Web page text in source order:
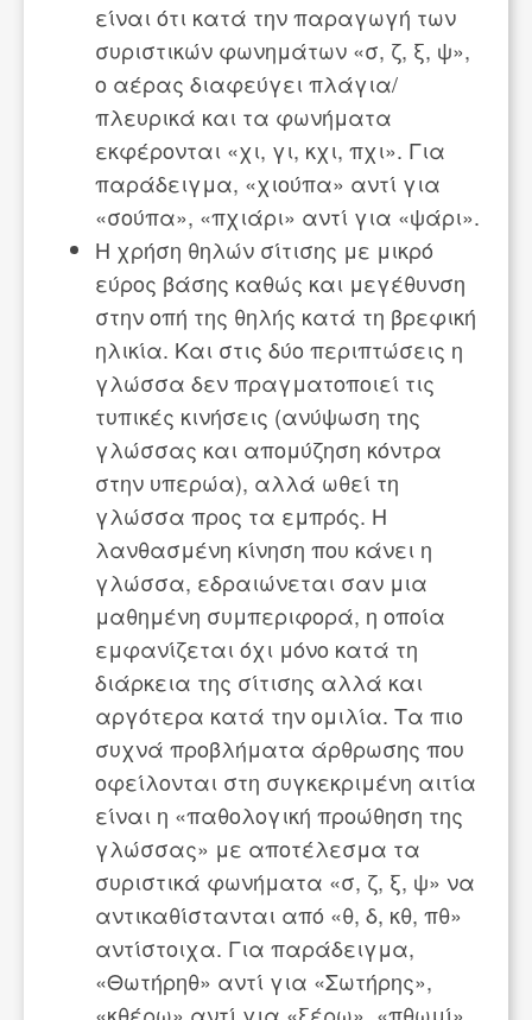
είναι ότι κατά την παραγωγή των
συριστικών φωνημάτων «σ, ζ, ξ, ψ»,
ο αέρας διαφεύγει πλάγια/
πλευρικά και τα φωνήματα
εκφέρονται «χι, γι, κχι, πχι». Για
παράδειγμα, «χιούπα» αντί για
«σούπα», «πχιάρι» αντί για «ψάρι».
Η χρήση θηλών σίτισης με μικρό
εύρος βάσης καθώς και μεγέθυνση
στην οπή της θηλής κατά τη βρεφική
ηλικία. Και στις δύο περιπτώσεις η
γλώσσα δεν πραγματοποιεί τις
τυπικές κινήσεις (ανύψωση της
γλώσσας και απομύζηση κόντρα
στην υπερώα), αλλά ωθεί τη
γλώσσα προς τα εμπρός. Η
λανθασμένη κίνηση που κάνει η
γλώσσα, εδραιώνεται σαν μια
μαθημένη συμπεριφορά, η οποία
εμφανίζεται όχι μόνο κατά τη
διάρκεια της σίτισης αλλά και
αργότερα κατά την ομιλία. Τα πιο
συχνά προβλήματα άρθρωσης που
οφείλονται στη συγκεκριμένη αιτία
είναι η «παθολογική προώθηση της
γλώσσας» με αποτέλεσμα τα
συριστικά φωνήματα «σ, ζ, ξ, ψ» να
αντικαθίστανται από «θ, δ, κθ, πθ»
αντίστοιχα. Για παράδειγμα,
«Θωτήρηθ» αντί για «Σωτήρης»,